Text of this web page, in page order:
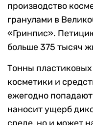
производство
гранулами в
«Гринпис».
больше 375 тысяч
Тонны
косметики и
ежегодно попадают
наносит ущерб